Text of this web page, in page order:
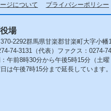
ジについて プライバシーポリシー
場
2292群馬県甘楽郡甘楽町大字小幡
74-3131（代表）ファクス：0274-
午前8時30分から午後5時15分（土曜
は午後7時15分まで延長しています。